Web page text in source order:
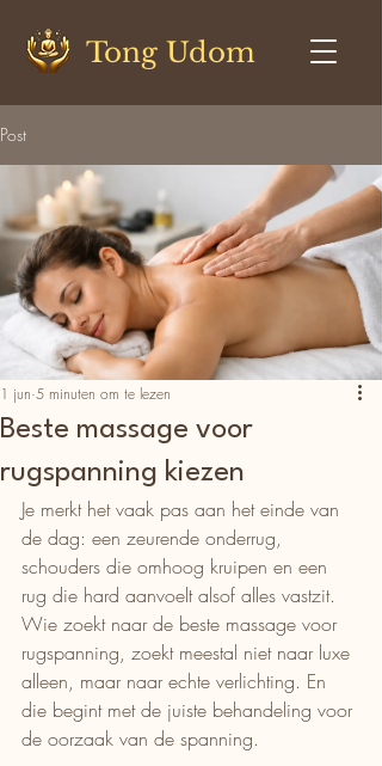
Tong Udom
Post
Beste massage voor
rugspanning kiezen
1 jun 5 minuten om te lezen
Je merkt het vaak pas aan het einde van
de dag: een zeurende onderrug,
schouders die omhoog kruipen en een
rug die hard aanvoelt alsof alles vastzit.
Wie zoekt naar de beste massage voor
rugspanning, zoekt meestal niet naar luxe
alleen, maar naar echte verlichting. En
die begint met de juiste behandeling voor
de oorzaak van de spanning.